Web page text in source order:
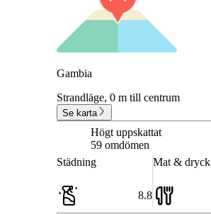
Gambia
Strandläge, 0 m till centrum
Se karta
Högt uppskattat
59 omdömen
Städning
8.8
Mat & dryck